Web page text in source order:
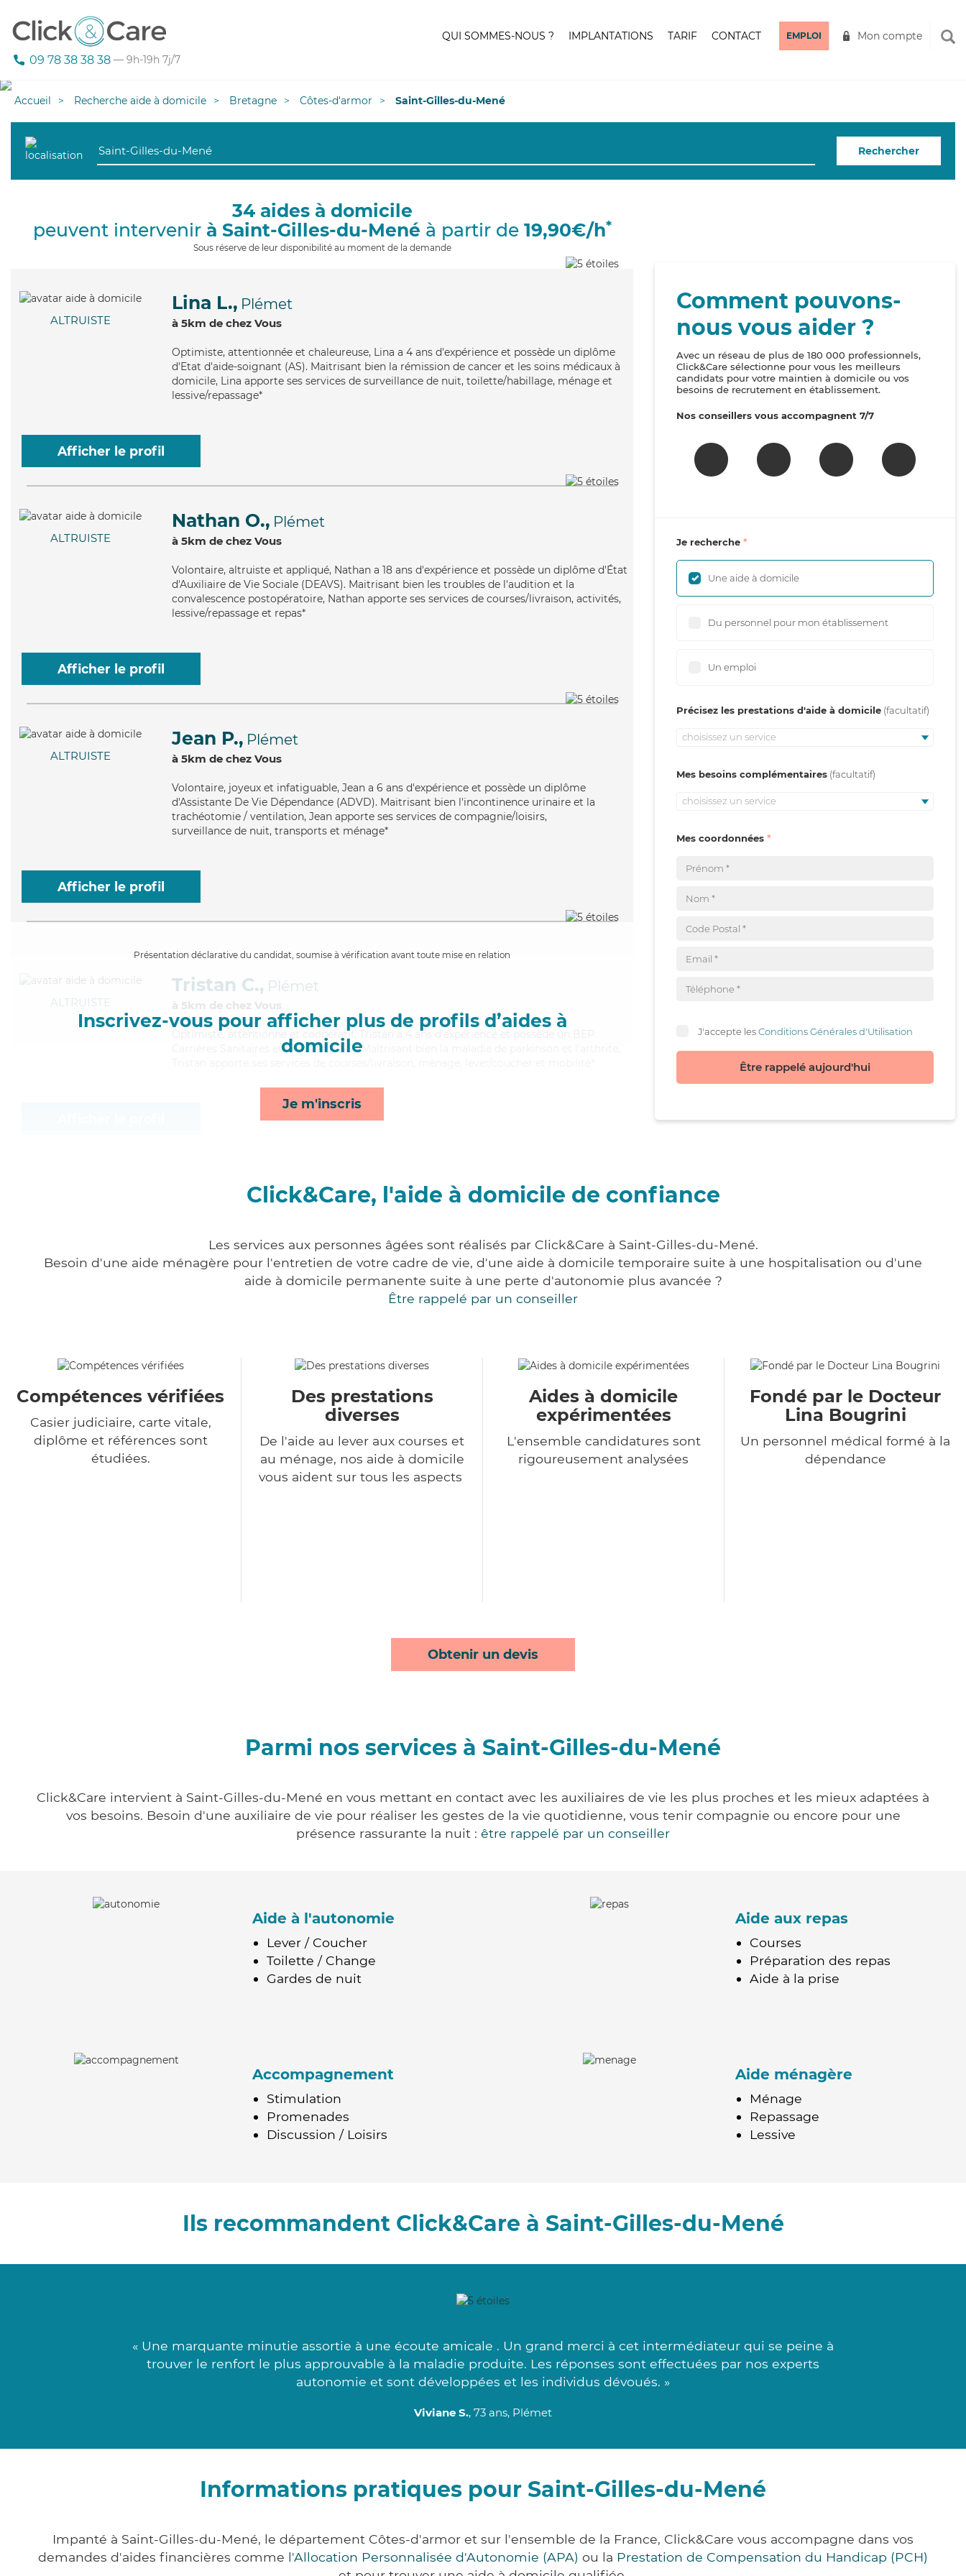
09 78 38 38 38 — 9h-19h 7j/7
QUI SOMMES-NOUS ? IMPLANTATIONS TARIF CONTACT EMPLOI Mon compte
Accueil Recherche aide à domicile Bretagne Côtes-d'armor Saint-Gilles-du-Mené
Rechercher
34 aides à domicile
peuvent intervenir à Saint-Gilles-du-Mené à partir de 19,90€/h*
Sous réserve de leur disponibilité au moment de la demande
ALTRUISTE
Lina L., Plémet
à 5km de chez Vous
Optimiste, attentionnée et chaleureuse, Lina a 4 ans d'expérience et possède un diplôme
d'Etat d'aide-soignant (AS). Maitrisant bien la rémission de cancer et les soins médicaux à
domicile, Lina apporte ses services de surveillance de nuit, toilette/habillage, ménage et
lessive/repassage*
Afficher le profil
ALTRUISTE
Nathan O., Plémet
à 5km de chez Vous
Volontaire, altruiste et appliqué, Nathan a 18 ans d'expérience et possède un diplôme d'État
d'Auxiliaire de Vie Sociale (DEAVS). Maitrisant bien les troubles de l'audition et la
convalescence postopératoire, Nathan apporte ses services de courses/livraison, activités,
lessive/repassage et repas*
Afficher le profil
ALTRUISTE
Jean P., Plémet
à 5km de chez Vous
Volontaire, joyeux et infatiguable, Jean a 6 ans d'expérience et possède un diplôme
d'Assistante De Vie Dépendance (ADVD). Maitrisant bien l'incontinence urinaire et la
trachéotomie / ventilation, Jean apporte ses services de compagnie/loisirs,
surveillance de nuit, transports et ménage*
Afficher le profil
Présentation déclarative du candidat, soumise à vérification avant toute mise en relation
Inscrivez-vous pour afficher plus de profils d’aides à
domicile
Je m'inscris
ALTRUISTE
Tristan C., Plémet
à 5km de chez Vous
Optimiste , attentionné et coopératif, Tristan a 4 ans d'expérience et possède un BEP
Carrières Sanitaires et Sociales (CSS). Maitrisant bien la maladie de parkinson et l'arthrite,
Comment pouvons-
nous vous aider ?
Avec un réseau de plus de 180 000 professionnels,
Click&Care sélectionne pour vous les meilleurs
candidats pour votre maintien à domicile ou vos
besoins de recrutement en établissement.
Nos conseillers vous accompagnent 7/7
Je recherche
Une aide à domicile
Du personnel pour mon établissement
Un emploi
Précisez les prestations d'aide à domicile
choisissez un service
Mes besoins complémentaires
choisissez un service
Mes coordonnées
J'accepte lesConditions Générales d'Utilisation
Être rappelé aujourd'hui
Click&Care, l'aide à domicile de confiance
Les services aux personnes âgées sont réalisés par Click&Care à Saint-Gilles-du-Mené.
Besoin d'une aide ménagère pour l'entretien de votre cadre de vie, d'une aide à domicile temporaire suite à une hospitalisation ou d'une
aide à domicile permanente suite à une perte d'autonomie plus avancée ?
Être rappelé par un conseiller
Compétences vérifiées
Casier judiciaire, carte vitale,
diplôme et références sont
étudiées.
Des prestations
diverses
De l'aide au lever aux courses et
au ménage, nos aide à domicile
vous aident sur tous les aspects
Aides à domicile
expérimentées
L'ensemble candidatures sont
rigoureusement analysées
Fondé par le Docteur
Lina Bougrini
Un personnel médical formé à la
dépendance
Obtenir un devis
Parmi nos services à Saint-Gilles-du-Mené
Click&Care intervient à Saint-Gilles-du-Mené en vous mettant en contact avec les auxiliaires de vie les plus proches et les mieux adaptées à
vos besoins. Besoin d'une auxiliaire de vie pour réaliser les gestes de la vie quotidienne, vous tenir compagnie ou encore pour une
présence rassurante la nuit : être rappelé par un conseiller
Aide à l'autonomie
Lever / Coucher
Toilette / Change
Gardes de nuit
Aide aux repas
Courses
Préparation des repas
Aide à la prise
Accompagnement
Stimulation
Promenades
Discussion / Loisirs
Aide ménagère
Ménage
Repassage
Lessive
Ils recommandent Click&Care à Saint-Gilles-du-Mené
« Une marquante minutie assortie à une écoute amicale . Un grand merci à cet intermédiateur qui se peine à
trouver le renfort le plus approuvable à la maladie produite. Les réponses sont effectuées par nos experts
autonomie et sont développées et les individus dévoués. »
Viviane S., 73 ans, Plémet
Informations pratiques pour Saint-Gilles-du-Mené
Impanté à Saint-Gilles-du-Mené, le département Côtes-d'armor et sur l'ensemble de la France, Click&Care vous accompagne dans vos
demandes d'aides financières comme l'Allocation Personnalisée d'Autonomie (APA) ou la Prestation de Compensation du Handicap (PCH)